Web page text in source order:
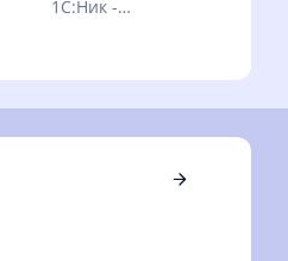
1С:Ник -
№1 Фирмы "1С"